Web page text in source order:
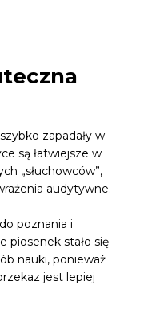
zapadały w
są łatwiejsze w
„słuchowców”,
audytywne.
poznania i
piosenek stało się
nauki, ponieważ
jest lepiej